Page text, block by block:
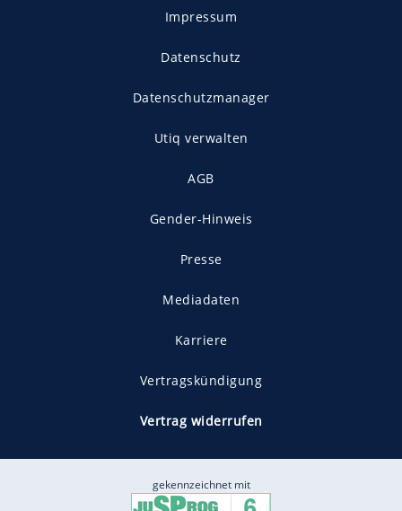
Impressum
Datenschutz
Datenschutzmanager
Utiq verwalten
AGB
Gender-Hinweis
Presse
Mediadaten
Karriere
Vertragskündigung
Vertrag widerrufen
gekennzeichnet mit